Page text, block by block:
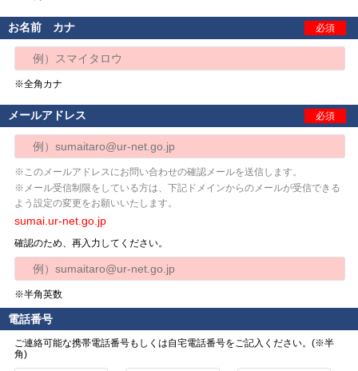
お名前 カナ 必須
※全角カナ
メールアドレス 必須
※このメールアドレスにお問い合わせの確認メールを送信します。
※メール受信制限をしている方は、下記ドメインからのメールが受信できる
よう設定の変更をお願いいたします。
sumai.ur-net.go.jp
確認のため、再入力してください。
※半角英数
電話番号
ご連絡可能な携帯電話番号もしくは自宅電話番号をご記入ください。(※半
角)